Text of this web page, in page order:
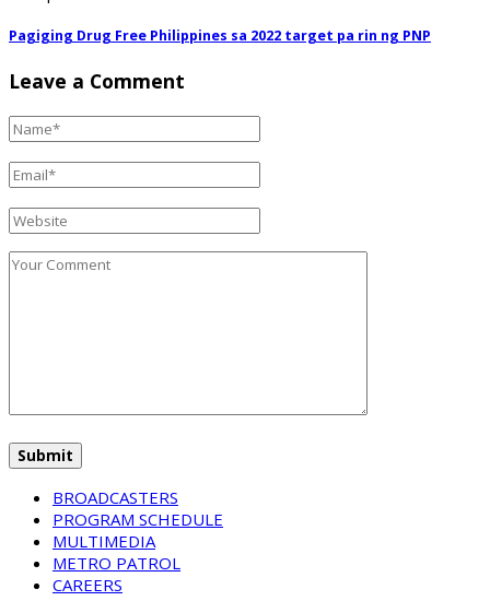
Pagiging Drug Free Philippines sa 2022 target pa rin ng PNP
Leave a Comment
BROADCASTERS
PROGRAM SCHEDULE
MULTIMEDIA
METRO PATROL
CAREERS